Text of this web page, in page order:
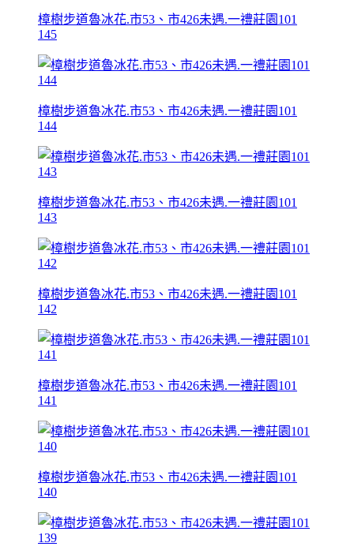
樟樹步道魯冰花.市53、市426未遇.一禮莊園101
145
樟樹步道魯冰花.市53、市426未遇.一禮莊園101
144
樟樹步道魯冰花.市53、市426未遇.一禮莊園101
143
樟樹步道魯冰花.市53、市426未遇.一禮莊園101
142
樟樹步道魯冰花.市53、市426未遇.一禮莊園101
141
樟樹步道魯冰花.市53、市426未遇.一禮莊園101
140